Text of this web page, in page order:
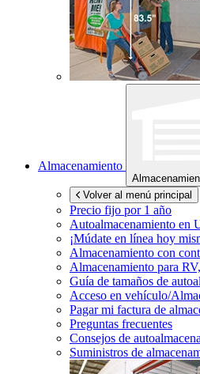
Almacenamiento
Volver al menú principal
Precio fijo por 1 año
Autoalmacenamiento en
¡Múdate en línea hoy
Almacenamiento con
Almacenamiento para
Guía de tamaños de
Acceso en vehículo/
Pagar mi factura de
Preguntas frecuentes
Consejos de
Suministros de